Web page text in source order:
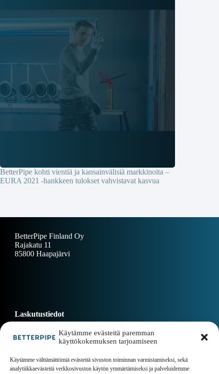
Käytämme evästeitä paremman
käyttökokemuksen tarjoamiseen
Käytämme välttämättömiä evästeitä sivuston toiminnan varmistamiseksi, sekä
analytiikkaevästeitä verkkosivuston käytön ymmärtämiseksi ja palveluidemme
BetterPipe kohti vientiä ja kansainvälisiä markkinoita –
EURA 2021 -hankkeen tulokset vahvistavat kasvua
BetterPipe Finland Oy
Rajakatu 11
85800 Haapajärvi
Laskutustiedot